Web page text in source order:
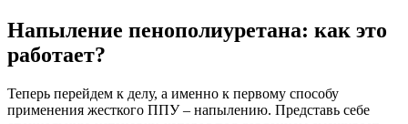
Напыление пенополиуретана: как это
работает?
Теперь перейдем к делу, а именно к первому способу
применения жесткого ППУ – напылению. Представь себе